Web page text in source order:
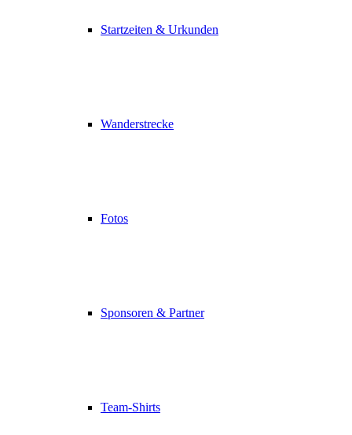
Startzeiten & Urkunden
Wanderstrecke
Fotos
Sponsoren & Partner
Team-Shirts